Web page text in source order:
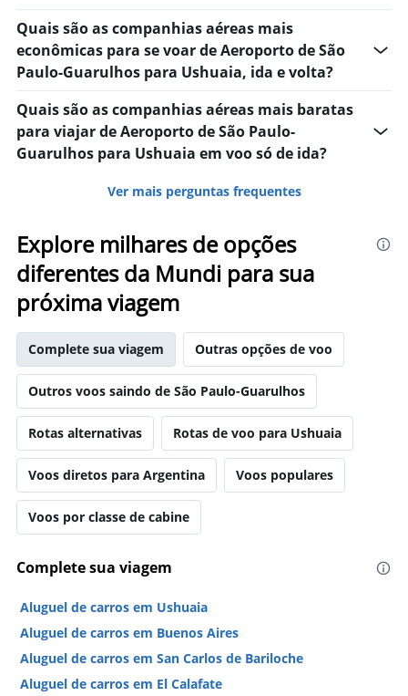
Quais são as companhias aéreas mais
econômicas para se voar de Aeroporto de São
Paulo-Guarulhos para Ushuaia, ida e volta?
Quais são as companhias aéreas mais baratas
para viajar de Aeroporto de São Paulo-
Guarulhos para Ushuaia em voo só de ida?
Ver mais perguntas frequentes
Explore milhares de opções
diferentes da Mundi para sua
próxima viagem
Complete sua viagem Outras opções de voo
Outros voos saindo de São Paulo-Guarulhos
Rotas alternativas Rotas de voo para Ushuaia
Voos diretos para Argentina Voos populares
Voos por classe de cabine
Complete sua viagem
Aluguel de carros em Ushuaia
Aluguel de carros em Buenos Aires
Aluguel de carros em San Carlos de Bariloche
Aluguel de carros em El Calafate